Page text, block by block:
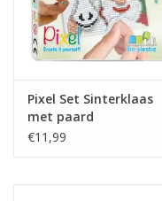
Pixel Set Sinterklaas
met paard
€11,99